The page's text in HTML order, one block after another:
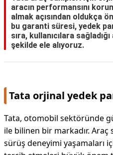
aracın performansını
almak açısından oldukça
bu garanti süresi, yedek
sıra, kullanıcılara
şekilde ele alıyoruz.
Tata orjinal yedek
Tata, otomobil sektöründe
ile bilinen bir markadır.
sürüş deneyimi yaşamaları